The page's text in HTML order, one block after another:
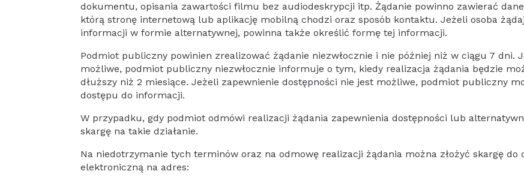
dokumentu, opisania zawartości filmu bez audiodeskrypcji itp. Żądanie powinno zawierać dane
którą stronę internetową lub aplikację mobilną chodzi oraz sposób kontaktu. Jeżeli osoba
informacji w formie alternatywnej, powinna także określić formę tej informacji.
Podmiot publiczny powinien zrealizować żądanie niezwłocznie i nie później niż w ciągu 7
możliwe, podmiot publiczny niezwłocznie informuje o tym, kiedy realizacja żądania będzie
dłuższy niż 2 miesiące. Jeżeli zapewnienie dostępności nie jest możliwe, podmiot publiczny
dostępu do informacji.
W przypadku, gdy podmiot odmówi realizacji żądania zapewnienia dostępności lub
skargę na takie działanie.
Na niedotrzymanie tych terminów oraz na odmowę realizacji żądania można złożyć skargę
elektroniczną na adres: